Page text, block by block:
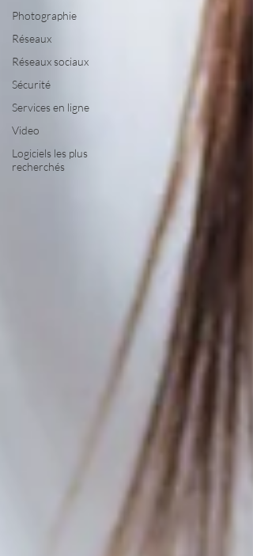
Photographie
Réseaux
Réseaux sociaux
Sécurité
Services en ligne
Video
Logiciels les plus
recherchés